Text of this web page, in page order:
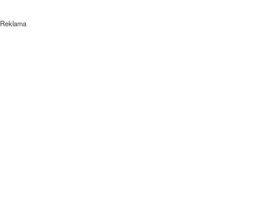
Reklama